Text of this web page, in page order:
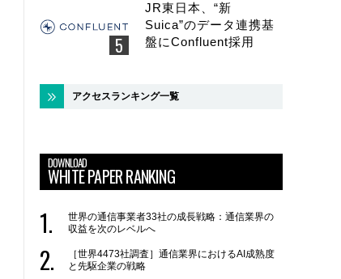
JR東日本、“新
Suica”のデータ連携基
盤にConfluent採用
アクセスランキング一覧
DOWNLOAD
WHITE PAPER RANKING
世界の通信事業者33社の成長戦略：通信業界の
収益を次のレベルへ
［世界4473社調査］通信業界におけるAI成熟度
と先駆企業の戦略